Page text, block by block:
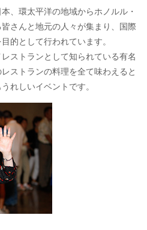
、環太平洋の地域からホノルル・
さんと地元の人々が集まり、国際
的として行われています。
ストランとして知られている有名
ストランの料理を全て味わえると
れしいイベントです。